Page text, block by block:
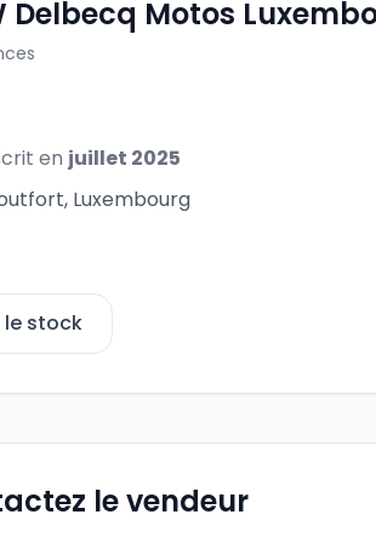
Delbecq Motos
en juillet 2025
, Luxembourg
le stock
le vendeur